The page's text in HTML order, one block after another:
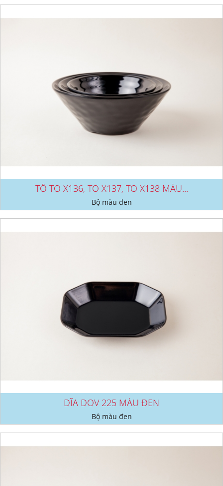
TÔ TO X136, TO X137, TO X138 MÀU...
Bộ màu đen
DĨA DOV 225 MÀU ĐEN
Bộ màu đen